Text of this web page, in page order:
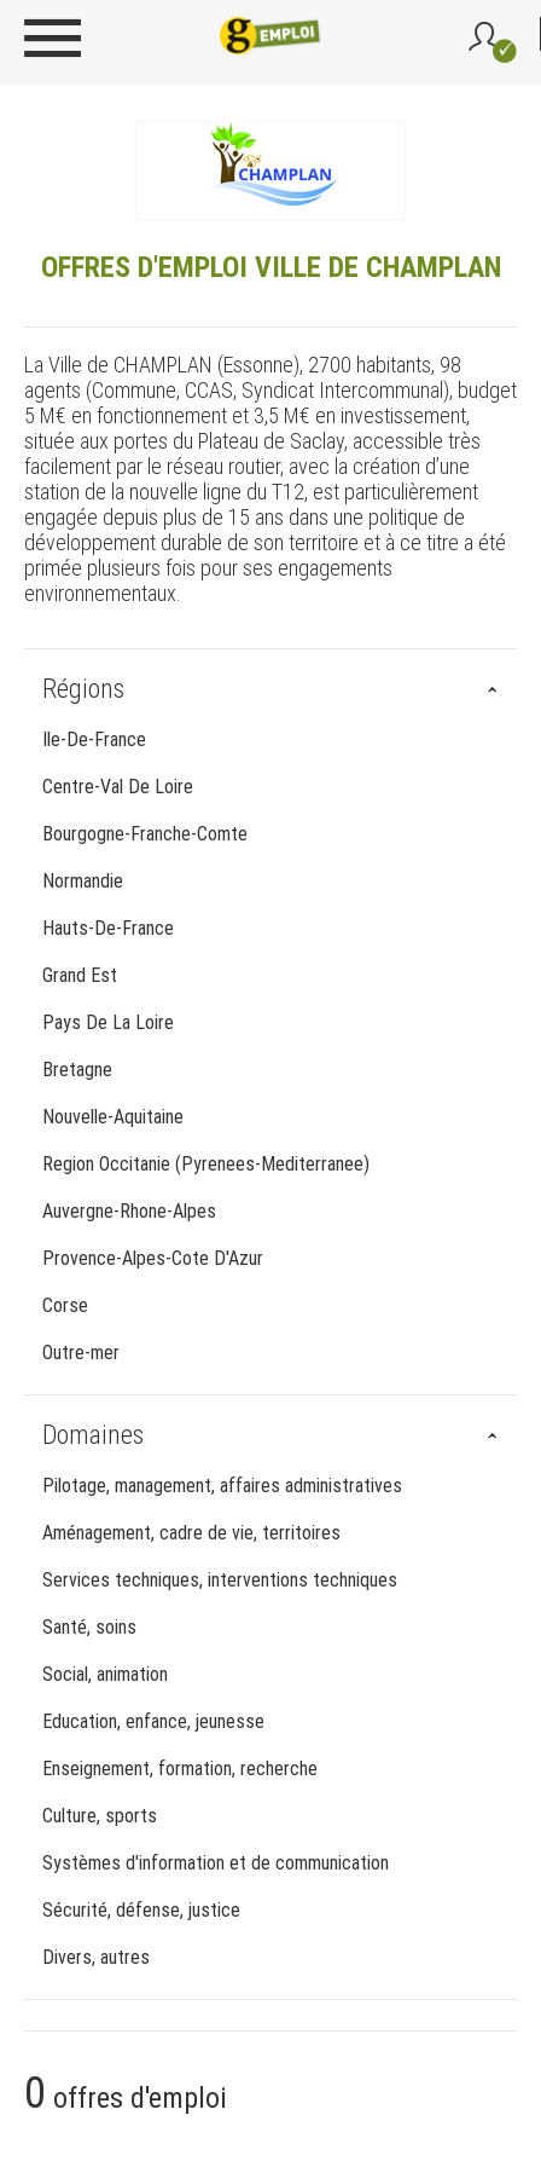
OFFRES D'EMPLOI VILLE DE CHAMPLAN
La Ville de CHAMPLAN (Essonne), 2700 habitants, 98
agents (Commune, CCAS, Syndicat Intercommunal), budget
5 M€ en fonctionnement et 3,5 M€ en investissement,
située aux portes du Plateau de Saclay, accessible très
facilement par le réseau routier, avec la création d’une
station de la nouvelle ligne du T12, est particulièrement
engagée depuis plus de 15 ans dans une politique de
développement durable de son territoire et à ce titre a été
primée plusieurs fois pour ses engagements
environnementaux.
Régions
Ile-De-France
Centre-Val De Loire
Bourgogne-Franche-Comte
Normandie
Hauts-De-France
Grand Est
Pays De La Loire
Bretagne
Nouvelle-Aquitaine
Region Occitanie (Pyrenees-Mediterranee)
Auvergne-Rhone-Alpes
Provence-Alpes-Cote D'Azur
Corse
Outre-mer
Domaines
Pilotage, management, affaires administratives
Aménagement, cadre de vie, territoires
Services techniques, interventions techniques
Santé, soins
Social, animation
Education, enfance, jeunesse
Enseignement, formation, recherche
Culture, sports
Systèmes d'information et de communication
Sécurité, défense, justice
Divers, autres
0 offres d'emploi